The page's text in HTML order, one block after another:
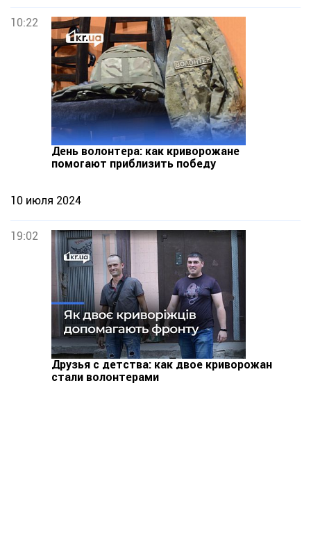
10:22
День волонтера: как криворожане
помогают приблизить победу
10 июля 2024
19:02
Друзья с детства: как двое криворожан
стали волонтерами